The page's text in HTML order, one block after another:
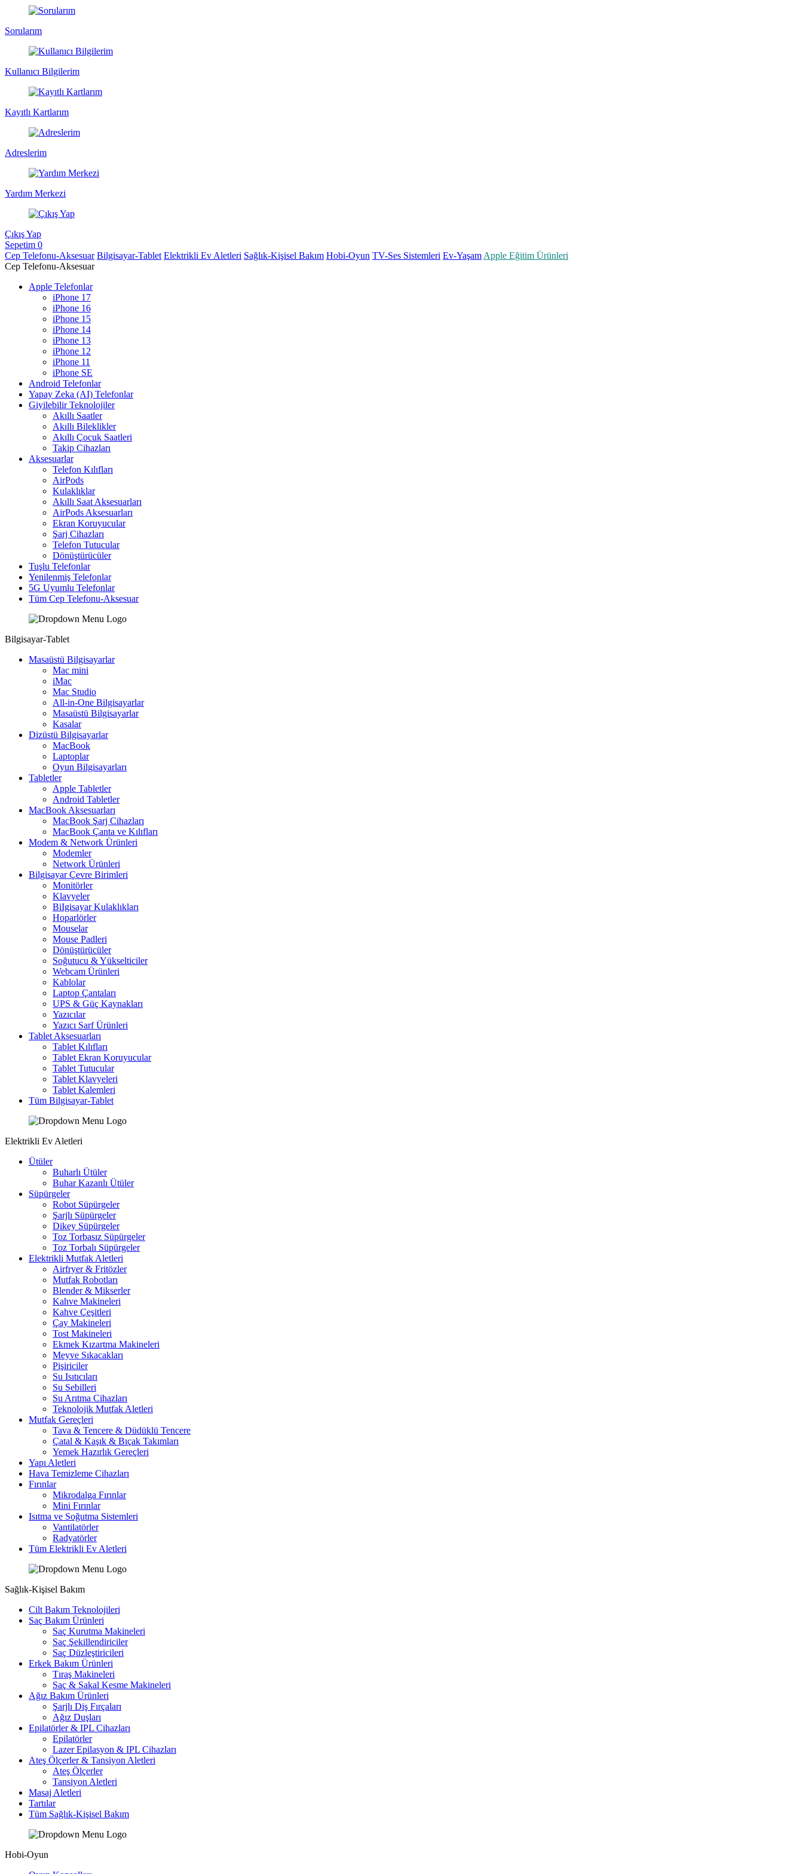
Sorularım
Kullanıcı Bilgilerim
Kayıtlı Kartlarım
Adreslerim
Yardım Merkezi
Çıkış Yap
Sepetim 0
Cep Telefonu-Aksesuar Bilgisayar-Tablet Elektrikli Ev Aletleri Sağlık-Kişisel Bakım Hobi-Oyun TV-Ses Sistemleri Ev-Yaşam Apple Eğitim Ürünleri
Cep Telefonu-Aksesuar
Apple Telefonlar
iPhone 17
iPhone 16
iPhone 15
iPhone 14
iPhone 13
iPhone 12
iPhone 11
iPhone SE
Android Telefonlar
Yapay Zeka (AI) Telefonlar
Giyilebilir Teknolojiler
Akıllı Saatler
Akıllı Bileklikler
Akıllı Çocuk Saatleri
Takip Cihazları
Aksesuarlar
Telefon Kılıfları
AirPods
Kulaklıklar
Akıllı Saat Aksesuarları
AirPods Aksesuarları
Ekran Koruyucular
Şarj Cihazları
Telefon Tutucular
Dönüştürücüler
Tuşlu Telefonlar
Yenilenmiş Telefonlar
5G Uyumlu Telefonlar
Tüm Cep Telefonu-Aksesuar
Bilgisayar-Tablet
Masaüstü Bilgisayarlar
Mac mini
iMac
Mac Studio
All-in-One Bilgisayarlar
Masaüstü Bilgisayarlar
Kasalar
Dizüstü Bilgisayarlar
MacBook
Laptoplar
Oyun Bilgisayarları
Tabletler
Apple Tabletler
Android Tabletler
MacBook Aksesuarları
MacBook Şarj Cihazları
MacBook Çanta ve Kılıfları
Modem & Network Ürünleri
Modemler
Network Ürünleri
Bilgisayar Çevre Birimleri
Monitörler
Klavyeler
BiIgisayar Kulaklıkları
Hoparlörler
Mouselar
Mouse Padleri
Dönüştürücüler
Soğutucu & Yükselticiler
Webcam Ürünleri
Kablolar
Laptop Çantaları
UPS & Güç Kaynakları
Yazıcılar
Yazıcı Sarf Ürünleri
Tablet Aksesuarları
Tablet Kılıfları
Tablet Ekran Koruyucular
Tablet Tutucular
Tablet Klavyeleri
Tablet Kalemleri
Tüm Bilgisayar-Tablet
Elektrikli Ev Aletleri
Ütüler
Buharlı Ütüler
Buhar Kazanlı Ütüler
Süpürgeler
Robot Süpürgeler
Şarjlı Süpürgeler
Dikey Süpürgeler
Toz Torbasız Süpürgeler
Toz Torbalı Süpürgeler
Elektrikli Mutfak Aletleri
Airfryer & Fritözler
Mutfak Robotları
Blender & Mikserler
Kahve Makineleri
Kahve Çeşitleri
Çay Makineleri
Tost Makineleri
Ekmek Kızartma Makineleri
Meyve Sıkacakları
Pişiriciler
Su Isıtıcıları
Su Sebilleri
Su Arıtma Cihazları
Teknolojik Mutfak Aletleri
Mutfak Gereçleri
Tava & Tencere & Düdüklü Tencere
Çatal & Kaşık & Bıçak Takımları
Yemek Hazırlık Gereçleri
Yapı Aletleri
Hava Temizleme Cihazları
Fırınlar
Mikrodalga Fırınlar
Mini Fırınlar
Isıtma ve Soğutma Sistemleri
Vantilatörler
Radyatörler
Tüm Elektrikli Ev Aletleri
Sağlık-Kişisel Bakım
Cilt Bakım Teknolojileri
Saç Bakım Ürünleri
Saç Kurutma Makineleri
Saç Şekillendiriciler
Saç Düzleştiricileri
Erkek Bakım Ürünleri
Tıraş Makineleri
Saç & Sakal Kesme Makineleri
Ağız Bakım Ürünleri
Şarjlı Diş Fırçaları
Ağız Duşları
Epilatörler & IPL Cihazları
Epilatörler
Lazer Epilasyon & IPL Cihazları
Ateş Ölçerler & Tansiyon Aletleri
Ateş Ölçerler
Tansiyon Aletleri
Masaj Aletleri
Tartılar
Tüm Sağlık-Kişisel Bakım
Hobi-Oyun